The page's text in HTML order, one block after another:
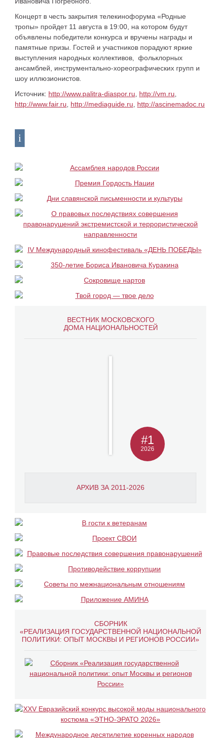
Концерт в честь закрытия телекинофорума «Родные
тропы» пройдет 11 августа в 19:00, на котором будут
объявлены победители конкурса и вручены награды и
памятные призы. Гостей и участников порадуют яркие
выступления народных коллективов, фольклорных
ансамблей, инструментально-хореографических групп и
шоу иллюзионистов.
Источник: http://www.palitra-diaspor.ru http://vm.ru
http://www.fair.ru
http://mediaguide.ru http://ascinemadoc.ru
ВЕСТНИК МОСКОВСКОГО
ДОМА НАЦИОНАЛЬНОСТЕЙ
АРХИВ ЗА 2011-2026
#1
2026
СБОРНИК
«РЕАЛИЗАЦИЯ ГОСУДАРСТВЕННОЙ НАЦИОНАЛЬНОЙ
ПОЛИТИКИ: ОПЫТ МОСКВЫ И РЕГИОНОВ РОССИИ»